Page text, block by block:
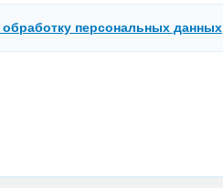
обработку персональных данных